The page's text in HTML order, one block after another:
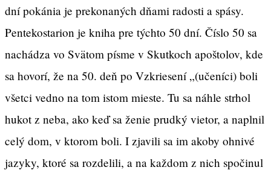
dní pokánia je prekonaných dňami radosti a spásy.
Pentekostarion je kniha pre týchto 50 dní. Číslo 50 sa
nachádza vo Svätom písme v Skutkoch apoštolov, kde
sa hovorí, že na 50. deň po Vzkriesení „(učeníci) boli
všetci vedno na tom istom mieste. Tu sa náhle strhol
hukot z neba, ako keď sa ženie prudký vietor, a naplnil
celý dom, v ktorom boli. I zjavili sa im akoby ohnivé
jazyky, ktoré sa rozdelili, a na každom z nich spočinul